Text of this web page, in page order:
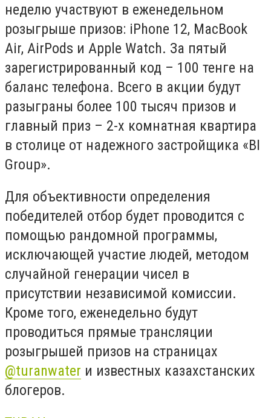
неделю участвуют в еженедельном
розыгрыше призов: iPhone 12, MacBook
Air, AirPods и Apple Watch. За пятый
зарегистрированный код – 100 тенге на
баланс телефона. Всего в акции будут
разыграны более 100 тысяч призов и
главный приз – 2-х комнатная квартира
в столице от надежного застройщика «BI
Group».
Для объективности определения
победителей отбор будет проводится с
помощью рандомной программы,
исключающей участие людей, методом
случайной генерации чисел в
присутствии независимой комиссии.
Кроме того, еженедельно будут
проводиться прямые трансляции
розыгрышей призов на страницах
@turanwater и известных казахстанских
блогеров.